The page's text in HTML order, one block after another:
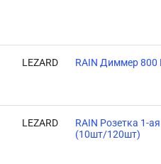
LEZARD RAIN Диммер 800
LEZARD
RAIN Розетка 1-
(10шт/120шт)